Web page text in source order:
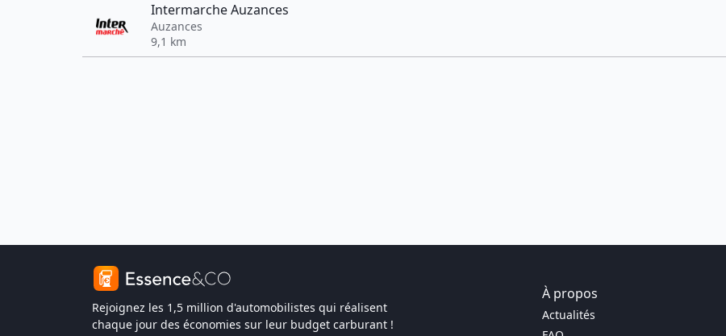
Intermarche Auzances
Auzances
9,1 km
Rejoignez les 1,5 million d'automobilistes qui réalisent
chaque jour des économies sur leur budget carburant !
À propos
Actualités